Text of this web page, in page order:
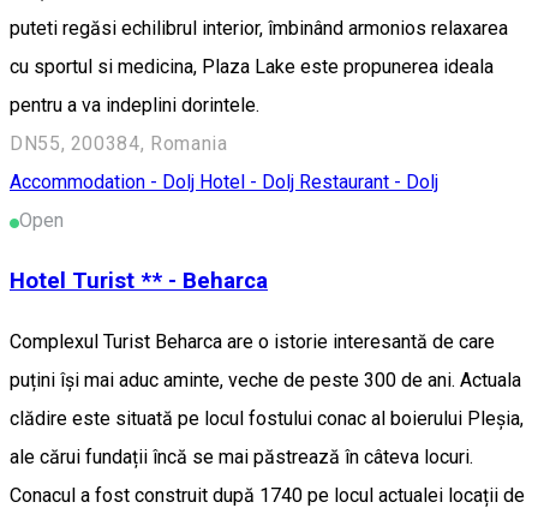
puteti regăsi echilibrul interior, îmbinând armonios relaxarea
cu sportul si medicina, Plaza Lake este propunerea ideala
pentru a va indeplini dorintele.
DN55, 200384, Romania
Accommodation - Dolj Hotel - Dolj Restaurant - Dolj
Open
Hotel Turist ** - Beharca
Complexul Turist Beharca are o istorie interesantă de care
puțini își mai aduc aminte, veche de peste 300 de ani. Actuala
clădire este situată pe locul fostului conac al boierului Pleșia,
ale cărui fundații încă se mai păstrează în câteva locuri.
Conacul a fost construit după 1740 pe locul actualei locații de